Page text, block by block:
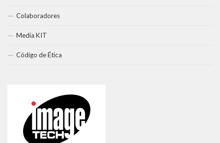
Colaboradores
Media KIT
Código de Ética